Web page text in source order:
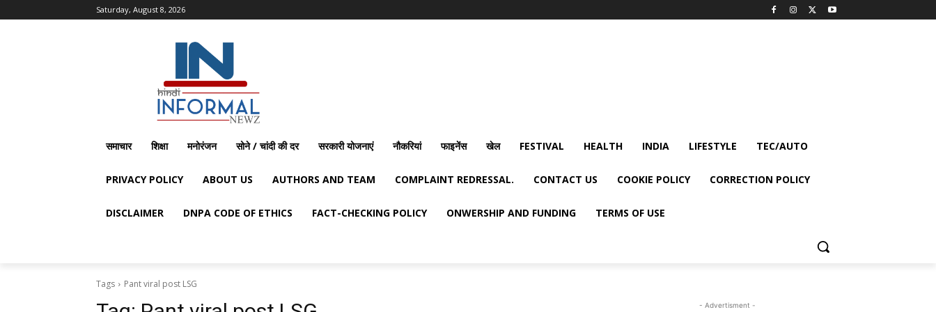
Saturday, August 8, 2026
समाचार शिक्षा मनोरंजन सोने / चांदी की दर सरकारी योजनाएं नौकरियां फाइनेंस खेल FESTIVAL HEALTH INDIA LIFESTYLE TEC/AUTO
PRIVACY POLICY ABOUT US AUTHORS AND TEAM COMPLAINT REDRESSAL. CONTACT US COOKIE POLICY CORRECTION POLICY
DISCLAIMER DNPA CODE OF ETHICS FACT-CHECKING POLICY ONWERSHIP AND FUNDING TERMS OF USE
Tags Pant viral post LSG
- Advertisment -